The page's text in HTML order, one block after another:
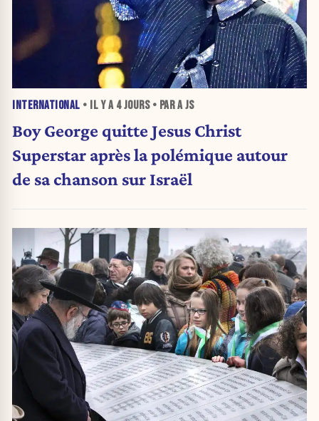
INTERNATIONAL • IL Y A 4 JOURS• PAR A JS
Boy George quitte Jesus Christ
Superstar après la polémique autour
de sa chanson sur Israël